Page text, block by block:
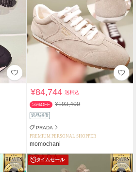
¥84,744送料込
56%OFF ¥193,400
返品補償
PRADA
PREMIUM PERSONAL SHOPPER
momochani
タイムセール